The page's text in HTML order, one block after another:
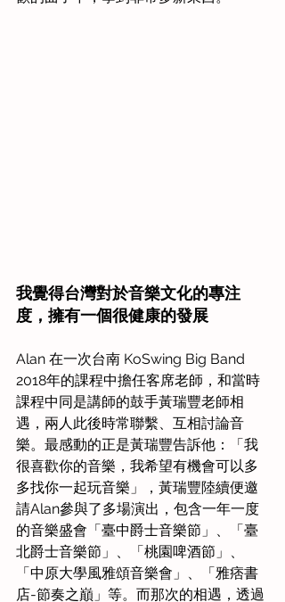
我覺得台灣對於音樂文化的專注
度，擁有一個很健康的發展
Alan 在一次台南 KoSwing Big Band
2018年的課程中擔任客席老師，和當時
課程中同是講師的鼓手黃瑞豐老師相
遇，兩人此後時常聯繫、互相討論音
樂。最感動的正是黃瑞豐告訴他：「我
很喜歡你的音樂，我希望有機會可以多
多找你一起玩音樂」，黃瑞豐陸續便邀
請Alan參與了多場演出，包含一年一度
的音樂盛會「臺中爵士音樂節」、「臺
北爵士音樂節」、「桃園啤酒節」、
「中原大學風雅頌音樂會」、「雅痞書
店-節奏之巔」等。而那次的相遇，透過